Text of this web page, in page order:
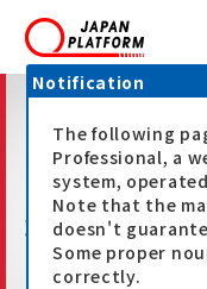
最新情報
Notification
The following
Professional, a
system,
Note that the
doesn't
Some proper
correctly.